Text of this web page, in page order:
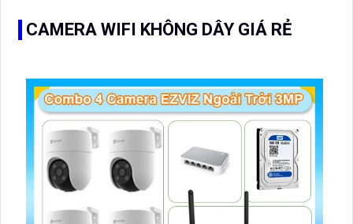
CAMERA WIFI KHÔNG DÂY GIÁ RẺ